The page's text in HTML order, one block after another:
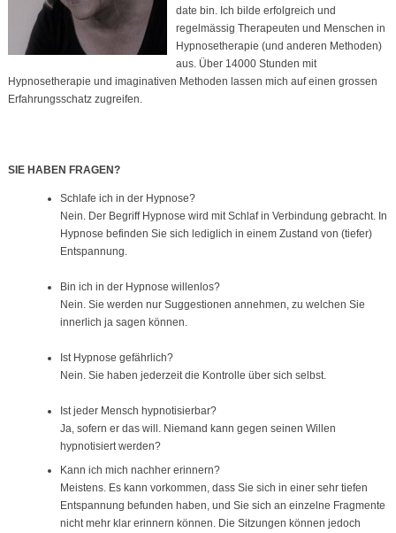
date bin. Ich bilde erfolgreich und
regelmässig Therapeuten und Menschen in
Hypnosetherapie (und anderen Methoden)
aus. Über 14000 Stunden mit
Hypnosetherapie und imaginativen Methoden lassen mich auf einen grossen
Erfahrungsschatz zugreifen.
SIE HABEN FRAGEN?
Schlafe ich in der Hypnose?
Nein. Der Begriff Hypnose wird mit Schlaf in Verbindung gebracht. In
Hypnose befinden Sie sich lediglich in einem Zustand von (tiefer)
Entspannung.
Bin ich in der Hypnose willenlos?
Nein. Sie werden nur Suggestionen annehmen, zu welchen Sie
innerlich ja sagen können.
Ist Hypnose gefährlich?
Nein. Sie haben jederzeit die Kontrolle über sich selbst.
Ist jeder Mensch hypnotisierbar?
Ja, sofern er das will. Niemand kann gegen seinen Willen
hypnotisiert werden?
Kann ich mich nachher erinnern?
Meistens. Es kann vorkommen, dass Sie sich in einer sehr tiefen
Entspannung befunden haben, und Sie sich an einzelne Fragmente
nicht mehr klar erinnern können. Die Sitzungen können jedoch